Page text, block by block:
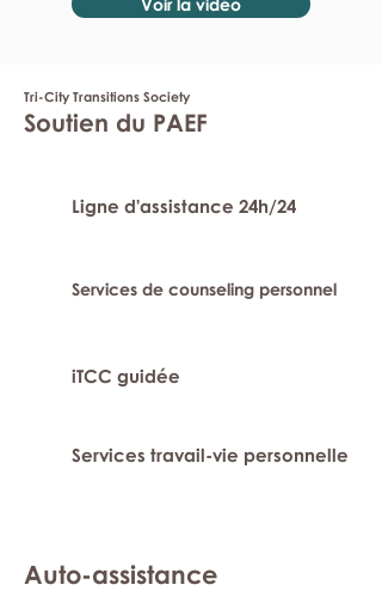
Voir la vidéo
Tri-City Transitions Society
Soutien du PAEF
Ligne d'assistance 24h/24
Services de counseling personnel
iTCC guidée
Services travail-vie personnelle
Auto-assistance